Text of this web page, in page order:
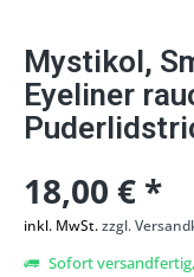
Mystikol,
Eyeliner
18,00 € *
inkl. MwSt.zzgl.
Sofort